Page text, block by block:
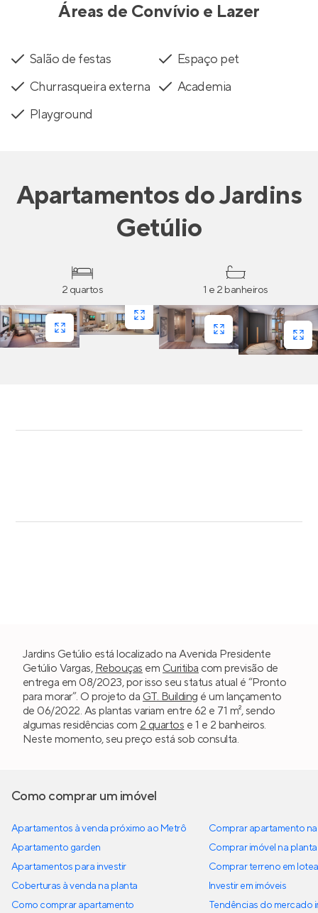
Áreas de Convívio e Lazer
Salão de festas
Espaço pet
Churrasqueira externa
Academia
Playground
ApartamentosdoJardins
Getúlio
2 quartos 1 e 2 banheiros
Jardins Getúlio está localizado na Avenida Presidente
Getúlio Vargas, Rebouças em Curitiba com previsão de
entrega em 08/2023, por isso seu status atual é “Pronto
para morar”. O projeto da GT. Building é um lançamento
de 06/2022. As plantas variam entre 62 e 71 m², sendo
algumas residências com 2 quartos e 1 e 2 banheiros.
Neste momento, seu preço está sob consulta.
Como comprar um imóvel
Apartamentos à venda próximo ao Metrô
Apartamento garden
Apartamentos para investir
Coberturas à venda na planta
Como comprar apartamento
Comprar apartamento
Comprar imóvel na planta
Comprar terreno em
Investir em imóveis
Tendências do mercado